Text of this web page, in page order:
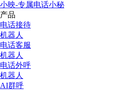
小映-专属电话小秘
产品
电话接待
机器人
电话客服
机器人
电话外呼
机器人
AI群呼